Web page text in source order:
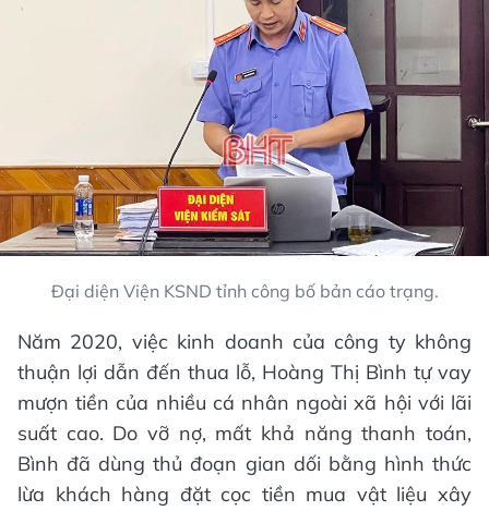
Đại diện Viện KSND tỉnh công bố bản cáo trạng.
Năm 2020, việc kinh doanh của công ty không
thuận lợi dẫn đến thua lỗ, Hoàng Thị Bình tự vay
mượn tiền của nhiều cá nhân ngoài xã hội với lãi
suất cao. Do vỡ nợ, mất khả năng thanh toán,
Bình đã dùng thủ đoạn gian dối bằng hình thức
lừa khách hàng đặt cọc tiền mua vật liệu xây